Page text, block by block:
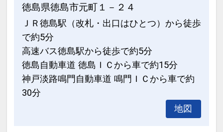
徳島県徳島市元町１－２４
ＪＲ徳島駅（改札・出口はひとつ）から徒歩
で約5分
高速バス徳島駅から徒歩で約5分
徳島自動車道 徳島ＩＣから車で約15分
神戸淡路鳴門自動車道 鳴門ＩＣから車で約
30分
地図